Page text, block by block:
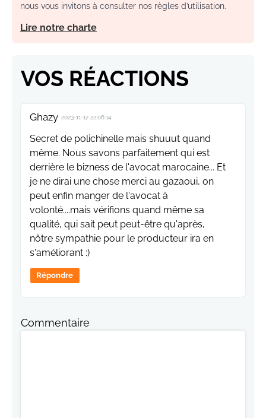
nous vous invitons à consulter nos règles d’utilisation.
Lire notre charte
VOS RÉACTIONS
Ghazy 2023-11-12 22:06:14
Secret de polichinelle mais shuuut quand
même. Nous savons parfaitement qui est
derrière le bizness de l'avocat marocaine... Et
je ne dirai une chose merci au gazaoui, on
peut enfin manger de l'avocat à
volonté....mais vérifions quand même sa
qualité, qui sait peut peut-être qu'après,
nôtre sympathie pour le producteur ira en
s'améliorant :)
Répondre
Commentaire